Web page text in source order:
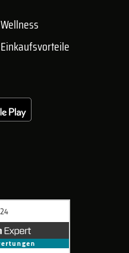
Wellness
Einkaufsvorteile